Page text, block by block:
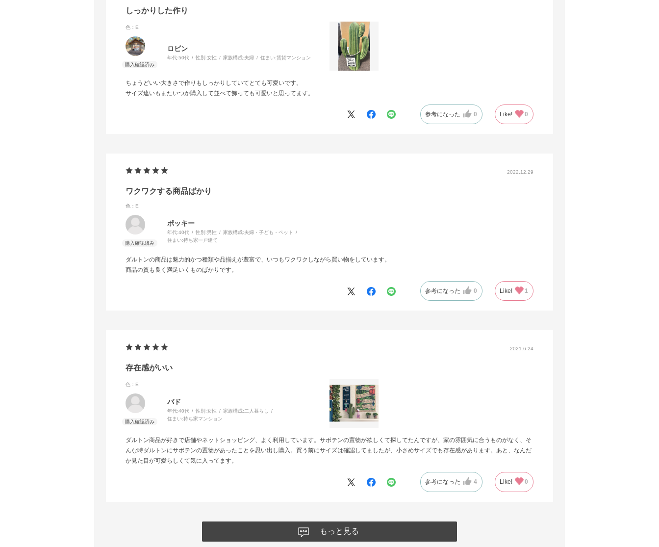
しっかりした作り
色：E
ロビン
年代:50代 性別:女性 家族構成:夫婦 住まい:賃貸マンション
ちょうどいい大きさで作りもしっかりしていてとても可愛いです。
サイズ違いもまたいつか購入して並べて飾っても可愛いと思ってます。
参考になった 0 Like! 0
2022.12.29
ワクワクする商品ばかり
色：E
ポッキー
年代:40代 性別:男性 家族構成:夫婦・子ども・ペット
住まい:持ち家一戸建て
ダルトンの商品は魅力的かつ種類や品揃えが豊富で、いつもワクワクしながら買い物をしています。
商品の質も良く満足いくものばかりです。
参考になった 0 Like! 1
2021.6.24
存在感がいい
色：E
バド
年代:40代 性別:女性 家族構成:二人暮らし
住まい:持ち家マンション
ダルトン商品が好きで店舗やネットショッピング、よく利用しています。サボテンの置物が欲しくて探してたんですが、家の雰囲気に合うものがなく、そ
んな時ダルトンにサボテンの置物があったことを思い出し購入。買う前にサイズは確認してましたが、小さめサイズでも存在感があります。あと、なんだ
か見た目が可愛らしくて気に入ってます。
参考になった 4 Like! 0
もっと見る